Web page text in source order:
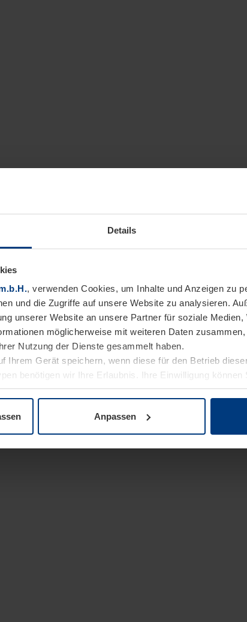
Details
, verwenden Cookies, um Inhalte und Anzeigen zu
und die Zugriffe auf unsere Website zu analysieren.
unserer Website an unsere Partner für soziale Medien,
möglicherweise mit weiteren Daten
Nutzung der Dienste gesammelt haben.
Ihrem Gerät speichern, wenn diese für den Betrieb
benötigen wir Ihre Erlaubnis. Ihre Einwilligung
unserer Website ändern oder widerrufen.
Anpassen